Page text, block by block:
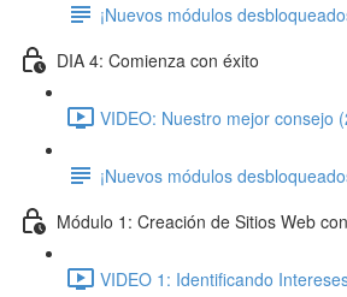
¡Nuevos módulos
DIA 4: Comienza con éxito
VIDEO: Nuestro mejor consejo
¡Nuevos módulos
Módulo 1: Creación de Sitios Web
VIDEO 1: Identificando